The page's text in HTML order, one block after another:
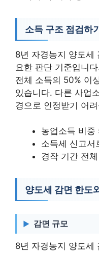
소득 구조 점검하
8년 자경농지 양도세
요한 판단 기준입니
전체 소득의 50% 이
있습니다. 다른 사업
경으로 인정받기 어
농업소득 비중
소득세 신고서
경작 기간 전
양도세 감면 한도
감면 규모
8년 자경농지 양도세